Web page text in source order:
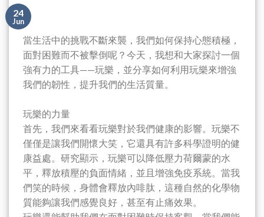
24
Jun
當生活中的挑戰不斷來襲，我們如何保持心態積極，
面對困難而不被擊倒呢？今天，我想和大家探討一個
強有力的工具——玩樂，並分享如何利用玩樂來增強
我們的韌性，提升我們的生活質量。
玩樂的力量
首先，我們來看看玩樂對於我們健康的影響。玩樂不
僅僅是讓我們開懷大笑，它還具有許多科學證明的健
康益處。研究顯示，玩樂可以降低壓力荷爾蒙的水
平，釋放積壓的負面情緒，並且增強免疫系統。當我
們笑的時候，身體會釋放內啡肽，這種自然的化學物
質能夠讓我們感覺良好，甚至有止痛效果。